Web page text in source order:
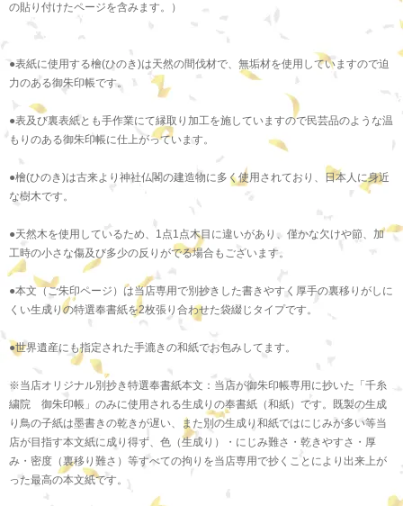
の貼り付けたページを含みます。）
●表紙に使用する檜(ひのき)は天然の間伐材で、無垢材を使用していますので迫
力のある御朱印帳です。
●表及び裏表紙とも手作業にて縁取り加工を施していますので民芸品のような温
もりのある御朱印帳に仕上がっています。
●檜(ひのき)は古来より神社仏閣の建造物に多く使用されており、日本人に身近
な樹木です。
●天然木を使用しているため、1点1点木目に違いがあり、僅かな欠けや節、加
工時の小さな傷及び多少の反りがでる場合もございます。
●本文（ご朱印ページ）は当店専用で別抄きした書きやすく厚手の裏移りがしに
くい生成りの特選奉書紙を2枚張り合わせた袋綴じタイプです。
●世界遺産にも指定された手漉きの和紙でお包みしてます。
※当店オリジナル別抄き特選奉書紙本文：当店が御朱印帳専用に抄いた「千糸
繍院 御朱印帳」のみに使用される生成りの奉書紙（和紙）です。既製の生成
り鳥の子紙は墨書きの乾きが遅い、また別の生成り和紙ではにじみが多い等当
店が目指す本文紙に成り得ず、色（生成り）・にじみ難さ・乾きやすさ・厚
み・密度（裏移り難さ）等すべての拘りを当店専用で抄くことにより出来上が
った最高の本文紙です。